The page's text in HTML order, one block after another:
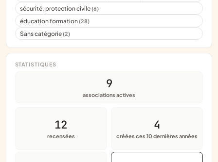
sécurité, protection civile(6)
éducation formation(28)
Sans catégorie(2)
STATISTIQUES
9
associations actives
12
recensées
4
créées ces 10 dernières années